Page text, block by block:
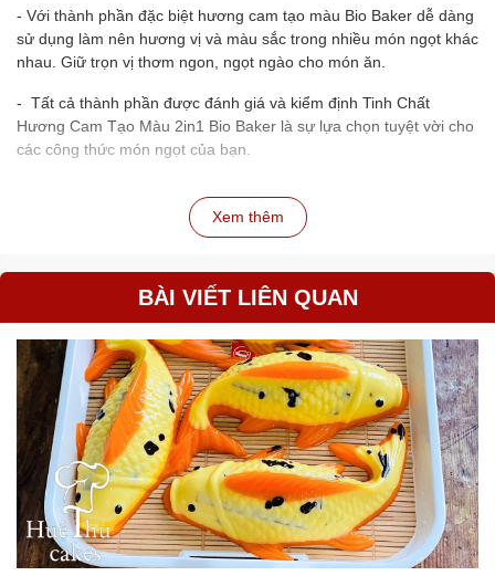
- Với thành phần đặc biệt hương cam tạo màu Bio Baker dễ dàng
sử dụng làm nên hương vị và màu sắc trong nhiều món ngọt khác
nhau. Giữ trọn vị thơm ngon, ngọt ngào cho món ăn.
- Tất cả thành phần được đánh giá và kiểm định Tinh Chất
Hương Cam Tạo Màu 2in1 Bio Baker là sự lựa chọn tuyệt vời cho
các công thức món ngọt của bạn.
Xem thêm
BÀI VIẾT LIÊN QUAN